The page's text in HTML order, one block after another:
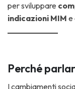
per sviluppare
indicazioni MIM e
Perché
I cambiamenti